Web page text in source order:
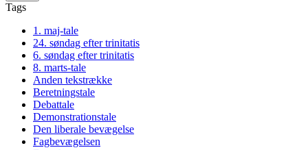
Tags
1. maj-tale
24. søndag efter trinitatis
6. søndag efter trinitatis
8. marts-tale
Anden tekstrække
Beretningstale
Debattale
Demonstrationstale
Den liberale bevægelse
Fagbevægelsen